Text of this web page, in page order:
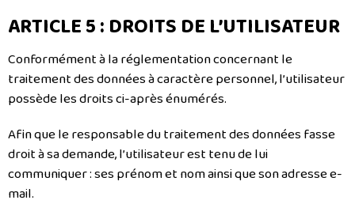
ARTICLE 5 : DROITS DE L’UTILISATEUR
Conformément à la réglementation concernant le
traitement des données à caractère personnel, l’utilisateur
possède les droits ci-après énumérés.
Afin que le responsable du traitement des données fasse
droit à sa demande, l’utilisateur est tenu de lui
communiquer : ses prénom et nom ainsi que son adresse e-
mail.